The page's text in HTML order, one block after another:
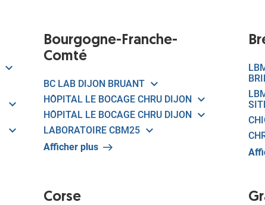
Bourgogne-Franche-
Comté
BC LAB DIJON BRUANT
HÔPITAL LE BOCAGE CHRU DIJON
HÔPITAL LE BOCAGE CHRU DIJON
LABORATOIRE CBM25
Afficher plus
Corse